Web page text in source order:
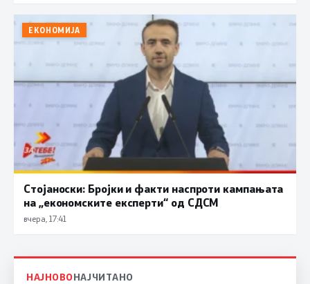
ЕКОНОМИЈА
Стојаноски: Бројки и факти наспроти кампањата
на „економските експерти“ од СДСM
вчера, 17:41
НАЈНОВОНАЈЧИТАНО